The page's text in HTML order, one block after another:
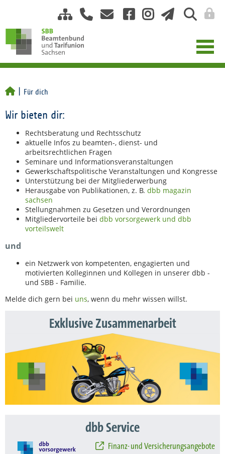
Für dich
Wir bieten dir:
Rechtsberatung und Rechtsschutz
aktuelle Infos zu beamten-, dienst- und
arbeitsrechtlichen Fragen
Seminare und Informationsveranstaltungen
Gewerkschaftspolitische Veranstaltungen und Kongresse
Unterstützung bei der Mitgliederwerbung
Herausgabe von Publikationen, z. B. dbb magazin
sachsen
Stellungnahmen zu Gesetzen und Verordnungen
Mitgliedervorteile bei dbb vorsorgewerk und dbb
vorteilswelt
und
ein Netzwerk von kompetenten, engagierten und
motivierten Kolleginnen und Kollegen in unserer dbb -
und SBB - Familie.
Melde dich gern bei uns, wenn du mehr wissen willst.
Exklusive Zusammenarbeit
dbb Service
Finanz- und Versicherungsangebote